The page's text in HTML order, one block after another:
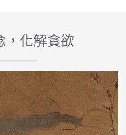
，化解貪欲